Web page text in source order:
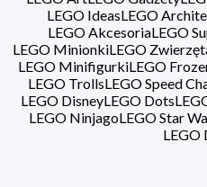
LEGO IdeasLEGO
LEGO AkcesoriaLEGO
LEGO MinionkiLEGO
LEGO MinifigurkiLEGO
LEGO TrollsLEGO Speed
LEGO DisneyLEGO Dots
LEGO NinjagoLEGO Star
LEGO